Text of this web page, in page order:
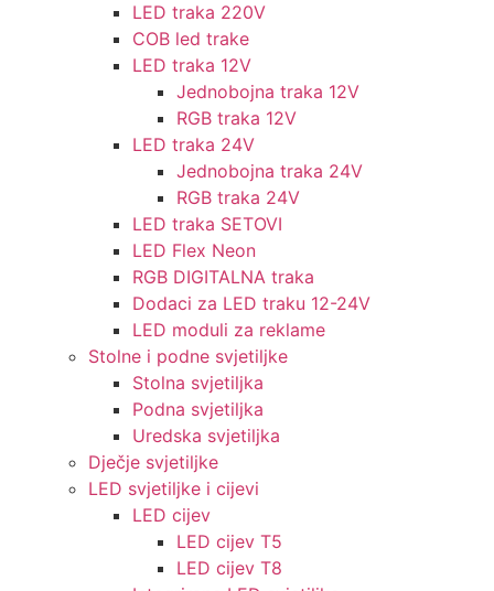
LED traka 220V
COB led trake
LED traka 12V
Jednobojna traka 12V
RGB traka 12V
LED traka 24V
Jednobojna traka 24V
RGB traka 24V
LED traka SETOVI
LED Flex Neon
RGB DIGITALNA traka
Dodaci za LED traku 12-24V
LED moduli za reklame
Stolne i podne svjetiljke
Stolna svjetiljka
Podna svjetiljka
Uredska svjetiljka
Dječje svjetiljke
LED svjetiljke i cijevi
LED cijev
LED cijev T5
LED cijev T8